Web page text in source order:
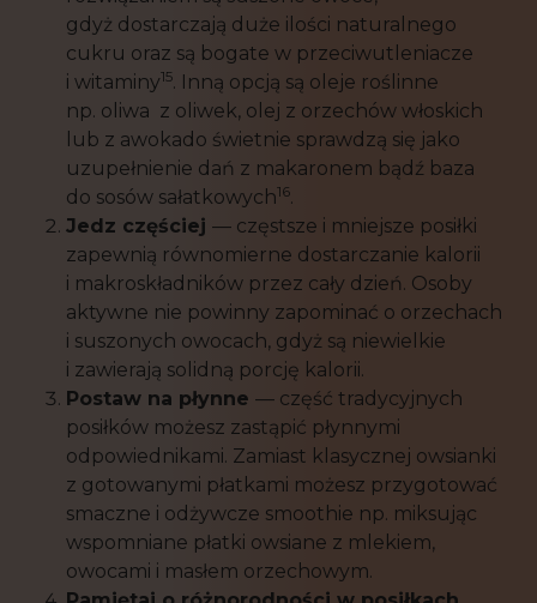
gdyż dostarczają duże ilości naturalnego
cukru oraz są bogate w przeciwutleniacze
i witaminy15. Inną opcją są oleje roślinne
np. oliwa z oliwek, olej z orzechów włoskich
lub z awokado świetnie sprawdzą się jako
uzupełnienie dań z makaronem bądź baza
do sosów sałatkowych16.
Jedz częściej — częstsze i mniejsze posiłki
zapewnią równomierne dostarczanie kalorii
i makroskładników przez cały dzień. Osoby
aktywne nie powinny zapominać o orzechach
i suszonych owocach, gdyż są niewielkie
i zawierają solidną porcję kalorii.
Postaw na płynne — część tradycyjnych
posiłków możesz zastąpić płynnymi
odpowiednikami. Zamiast klasycznej owsianki
z gotowanymi płatkami możesz przygotować
smaczne i odżywcze smoothie np. miksując
wspomniane płatki owsiane z mlekiem,
owocami i masłem orzechowym.